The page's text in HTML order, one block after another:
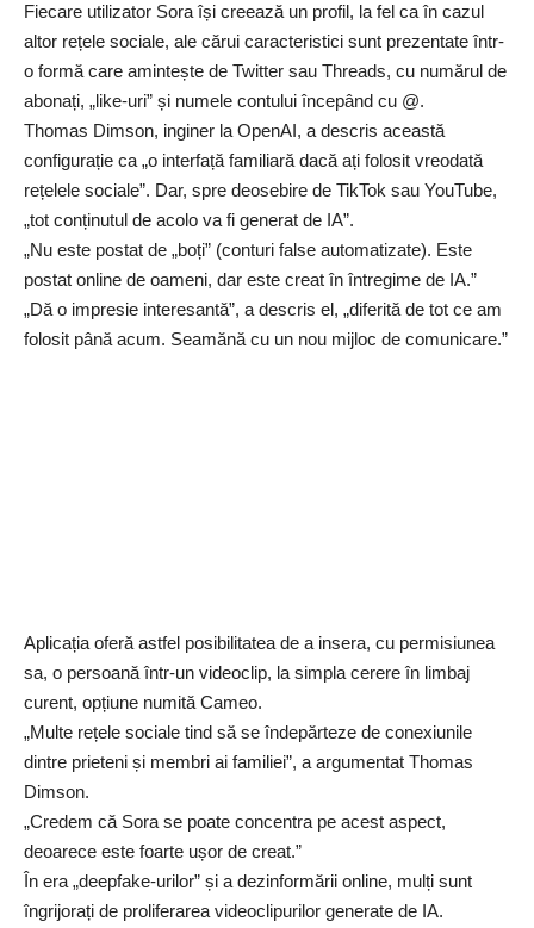
Fiecare utilizator Sora își creează un profil, la fel ca în cazul
altor rețele sociale, ale cărui caracteristici sunt prezentate într-
o formă care amintește de Twitter sau Threads, cu numărul de
abonați, „like-uri” și numele contului începând cu @.
Thomas Dimson, inginer la OpenAI, a descris această
configurație ca „o interfață familiară dacă ați folosit vreodată
rețelele sociale”. Dar, spre deosebire de TikTok sau YouTube,
„tot conținutul de acolo va fi generat de IA”.
„Nu este postat de „boți” (conturi false automatizate). Este
postat online de oameni, dar este creat în întregime de IA.”
„Dă o impresie interesantă”, a descris el, „diferită de tot ce am
folosit până acum. Seamănă cu un nou mijloc de comunicare.”
Aplicația oferă astfel posibilitatea de a insera, cu permisiunea
sa, o persoană într-un videoclip, la simpla cerere în limbaj
curent, opțiune numită Cameo.
„Multe rețele sociale tind să se îndepărteze de conexiunile
dintre prieteni și membri ai familiei”, a argumentat Thomas
Dimson.
„Credem că Sora se poate concentra pe acest aspect,
deoarece este foarte ușor de creat.”
În era „deepfake-urilor” și a dezinformării online, mulți sunt
îngrijorați de proliferarea videoclipurilor generate de IA.